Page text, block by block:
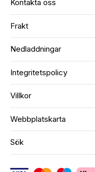
Kontakta oss
Frakt
Nedladdningar
Integritetspolicy
Villkor
Webbplatskarta
Sök